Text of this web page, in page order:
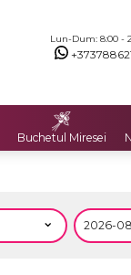
Lun-Dum: 8:00 -
Buchetul Miresei